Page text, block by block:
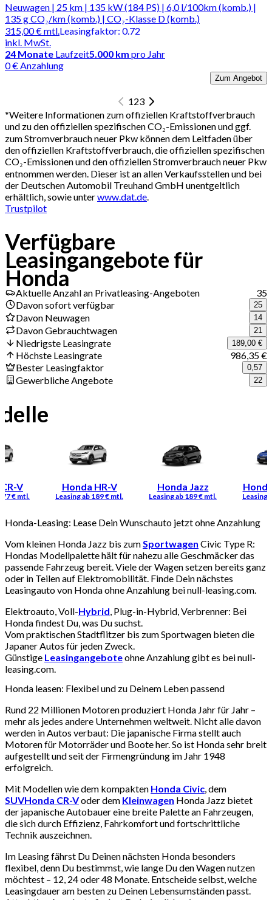
Neuwagen | 25 km | 135 kW (184 PS) | 6,0 l/100km (komb.) |
135 g CO₂/km (komb.) | CO₂-Klasse D (komb.)
315,00 €mtl.
inkl. MwSt.
Leasingfaktor: 0.72
24 Monate Laufzeit5.000 km pro Jahr
0 € Anzahlung
Zum Angebot
123
*Weitere Informationen zum offiziellen Kraftstoffverbrauch
und zu den offiziellen spezifischen CO₂-Emissionen und ggf.
zum Stromverbrauch neuer Pkw können dem Leitfaden über
den offiziellen Kraftstoffverbrauch, die offiziellen spezifischen
CO₂-Emissionen und den offiziellen Stromverbrauch neuer Pkw
entnommen werden. Dieser ist an allen Verkaufsstellen und bei
der Deutschen Automobil Treuhand GmbH unentgeltlich
erhältlich, sowie unterwww.dat.de
Trustpilot
Verfügbare
Leasingangebote für
Honda
Aktuelle Anzahl an Privatleasing-Angeboten
35
Davon sofort verfügbar
25
Davon Neuwagen 14
Davon Gebrauchtwagen 21
Niedrigste Leasingrate 189,00 €
Höchste Leasingrate
986,35 €
Bester Leasingfaktor
0,57
Gewerbliche Angebote 22
V Honda HR-V Honda Jazz
Honda-Leasing: Lease Dein Wunschauto jetzt ohne Anzahlung
Vom kleinen Honda Jazz bis zum Sportwagen Civic Type R:
Hondas Modellpalette hält für nahezu alle Geschmäcker das
passende Fahrzeug bereit. Viele der Wagen setzen bereits ganz
oder in Teilen auf Elektromobilität. Finde Dein nächstes
Leasingauto von Honda ohne Anzahlung bei null-leasing.com.
Elektroauto, Voll-Hybrid , Plug-in-Hybrid, Verbrenner: Bei
Honda findest Du, was Du suchst.
Vom praktischen Stadtflitzer bis zum Sportwagen bieten die
Japaner Autos für jeden Zweck.
Günstige Leasingangeboteohne Anzahlung gibt es bei null-
leasing.com.
Honda leasen: Flexibel und zu Deinem Leben passend
Rund 22 Millionen Motoren produziert Honda Jahr für Jahr –
mehr als jedes andere Unternehmen weltweit. Nicht alle davon
werden in Autos verbaut: Die japanische Firma stellt auch
Motoren für Motorräder und Boote her. So ist Honda sehr breit
aufgestellt und seit der Firmengründung im Jahr 1948
erfolgreich.
Mit Modellen wie dem kompakten Honda Civic, dem
SUVHonda CR-Voder dem Kleinwagen Honda Jazz bietet
der japanische Autobauer eine breite Palette an Fahrzeugen,
die sich durch Effizienz, Fahrkomfort und fortschrittliche
Technik auszeichnen.
Im Leasing fährst Du Deinen nächsten Honda besonders
flexibel, denn Du bestimmst, wie lange Du den Wagen nutzen
möchtest – 12, 24 oder 48 Monate. Entscheide selbst, welche
Leasingdauer am besten zu Deinen Lebensumständen passt.